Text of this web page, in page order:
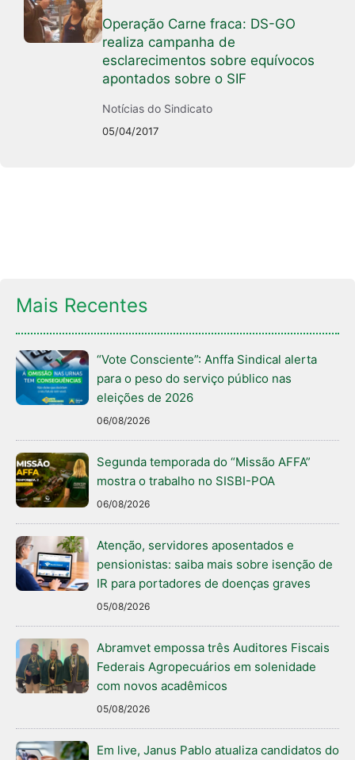
Operação Carne fraca: DS-GO
realiza campanha de
esclarecimentos sobre equívocos
apontados sobre o SIF
Notícias do Sindicato
05/04/2017
Mais Recentes
“Vote Consciente”: Anffa Sindical alerta
para o peso do serviço público nas
eleições de 2026
06/08/2026
Segunda temporada do “Missão AFFA”
mostra o trabalho no SISBI-POA
06/08/2026
Atenção, servidores aposentados e
pensionistas: saiba mais sobre isenção de
IR para portadores de doenças graves
05/08/2026
Abramvet empossa três Auditores Fiscais
Federais Agropecuários em solenidade
com novos acadêmicos
05/08/2026
Em live, Janus Pablo atualiza candidatos do